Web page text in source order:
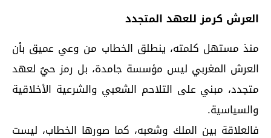
العرش كرمز للعهد المتجدد
منذ مستهل كلمته، ينطلق الخطاب من وعي عميق بأن
العرش المغربي ليس مؤسسة جامدة، بل رمز حيٌ لعهد
متجدد، مبني على التلاحم الشعبي والشرعية الأخلاقية
والسياسية.
فالعلاقة بين الملك وشعبه، كما صورها الخطاب، ليست